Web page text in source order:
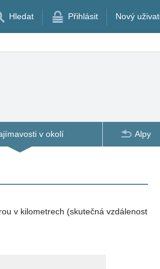
Hledat Přihlásit Nový
v okolí Alpy
v kilometrech (skutečná vzdálenost